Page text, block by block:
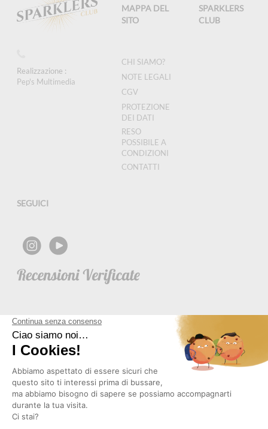
Realizzazione :
Pep's Multimedia
MAPPA DEL
SITO
CHI SIAMO?
NOTE LEGALI
CGV
PROTEZIONE
DEI DATI
RESO
POSSIBILE A
CONDIZIONI
CONTATTI
SPARKLERS
CLUB
SEGUICI
NEWSLETTER